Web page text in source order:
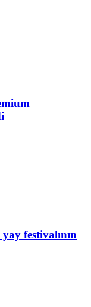
festivalının